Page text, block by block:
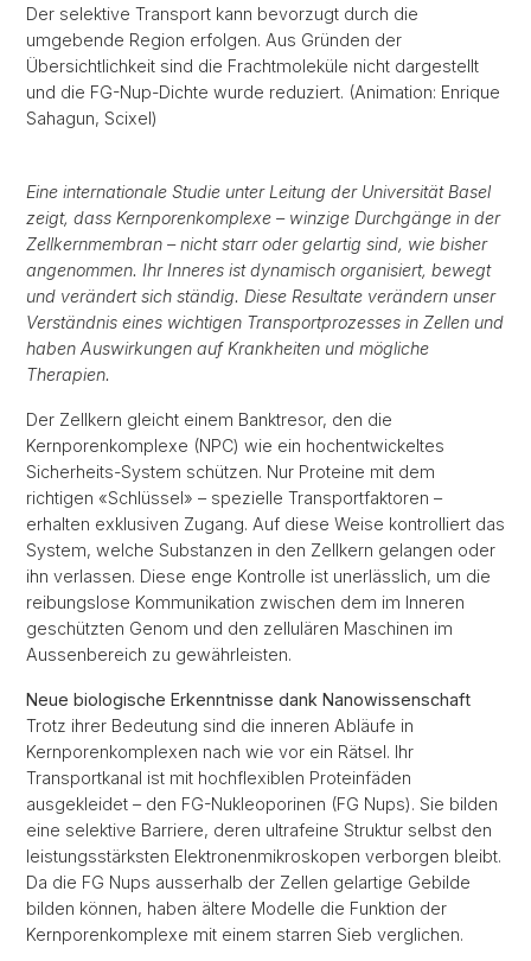
Der selektive Transport kann bevorzugt durch die
umgebende Region erfolgen. Aus Gründen der
Übersichtlichkeit sind die Frachtmoleküle nicht dargestellt
und die FG-Nup-Dichte wurde reduziert. (Animation: Enrique
Sahagun, Scixel)
Eine internationale Studie unter Leitung der Universität Basel
zeigt, dass Kernporenkomplexe – winzige Durchgänge in der
Zellkernmembran – nicht starr oder gelartig sind, wie bisher
angenommen. Ihr Inneres ist dynamisch organisiert, bewegt
und verändert sich ständig. Diese Resultate verändern unser
Verständnis eines wichtigen Transportprozesses in Zellen und
haben Auswirkungen auf Krankheiten und mögliche
Therapien.
Der Zellkern gleicht einem Banktresor, den die
Kernporenkomplexe (NPC) wie ein hochentwickeltes
Sicherheits-System schützen. Nur Proteine mit dem
richtigen «Schlüssel» – spezielle Transportfaktoren –
erhalten exklusiven Zugang. Auf diese Weise kontrolliert das
System, welche Substanzen in den Zellkern gelangen oder
ihn verlassen. Diese enge Kontrolle ist unerlässlich, um die
reibungslose Kommunikation zwischen dem im Inneren
geschützten Genom und den zellulären Maschinen im
Aussenbereich zu gewährleisten.
Neue biologische Erkenntnisse dank Nanowissenschaft
Trotz ihrer Bedeutung sind die inneren Abläufe in
Kernporenkomplexen nach wie vor ein Rätsel. Ihr
Transportkanal ist mit hochflexiblen Proteinfäden
ausgekleidet – den FG-Nukleoporinen (FG Nups). Sie bilden
eine selektive Barriere, deren ultrafeine Struktur selbst den
leistungsstärksten Elektronenmikroskopen verborgen bleibt.
Da die FG Nups ausserhalb der Zellen gelartige Gebilde
bilden können, haben ältere Modelle die Funktion der
Kernporenkomplexe mit einem starren Sieb verglichen.